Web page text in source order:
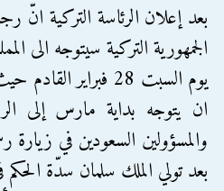
بعد إعلان الرئاسة التركية
الجمهورية التركية سيتوجه الى
يوم السبت 28 فبراير
ان يتوجه بداية مارس إلى
والمسؤولين السعودين في
بعد تولي الملك سلمان سدّة الحكم